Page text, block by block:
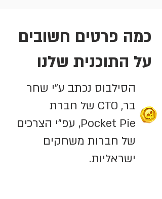
כמה פרטים חשובים
על התוכנית שלנו
הסילבוס נכתב ע"י שחר
בר, CTO של חברת
Pocket Pie, עפ"י הצרכים
של חברות משחקים
ישראליות.